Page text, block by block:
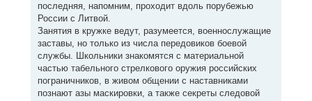
последняя, напомним, проходит вдоль порубежью
России с Литвой.
Занятия в кружке ведут, разумеется, военнослужащие
заставы, но только из числа передовиков боевой
службы. Школьники знакомятся с материальной
частью табельного стрелкового оружия российских
пограничников, в живом общении с наставниками
познают азы маскировки, а также секреты следовой